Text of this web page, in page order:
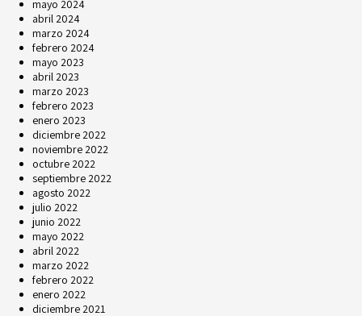
mayo 2024
abril 2024
marzo 2024
febrero 2024
mayo 2023
abril 2023
marzo 2023
febrero 2023
enero 2023
diciembre 2022
noviembre 2022
octubre 2022
septiembre 2022
agosto 2022
julio 2022
junio 2022
mayo 2022
abril 2022
marzo 2022
febrero 2022
enero 2022
diciembre 2021